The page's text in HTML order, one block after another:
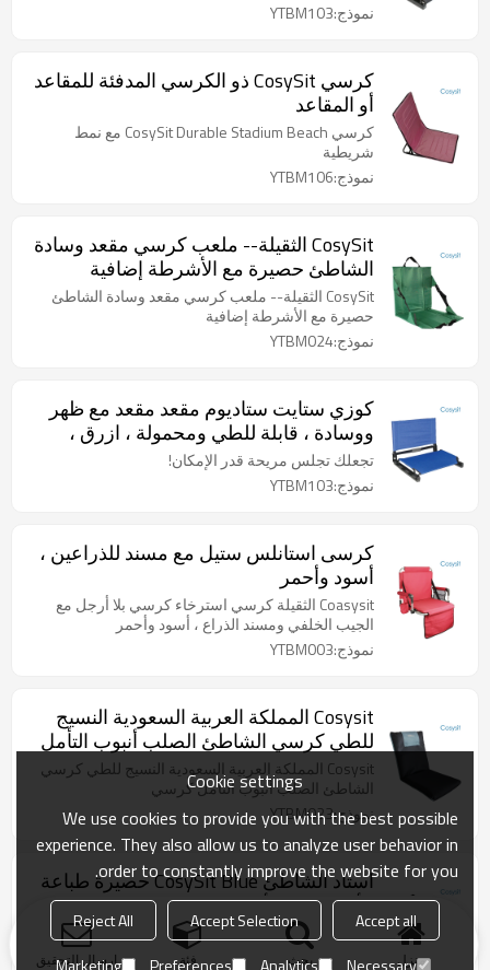
نموذج:YTBM103
كرسي CosySit ذو الكرسي المدفئة للمقاعد
أو المقاعد
كرسي CosySit Durable Stadium Beach مع نمط
شريطية
نموذج:YTBM106
CosySit الثقيلة-- ملعب كرسي مقعد وسادة
الشاطئ حصيرة مع الأشرطة إضافية
CosySit الثقيلة-- ملعب كرسي مقعد وسادة الشاطئ
حصيرة مع الأشرطة إضافية
نموذج:YTBM024
كوزي ستايت ستاديوم مقعد مقعد مع ظهر
ووسادة ، قابلة للطي ومحمولة ، ازرق ،
وردي ، وردي ， اسود
تجعلك تجلس مريحة قدر الإمكان!
نموذج:YTBM103
كرسى استانلس ستيل مع مسند للذراعين ،
أسود وأحمر
Coasysit الثقيلة كرسي استرخاء كرسي بلا أرجل مع
الجيب الخلفي ومسند الذراع ، أسود وأحمر
نموذج:YTBM003
Cosysit المملكة العربية السعودية النسيج
للطي كرسي الشاطئ الصلب أنبوب التأمل
كرسي Cosysit المملكة العربية السعودية النسيج للطي كرسي
الشاطئ الصلب أنبوب التأمل كرسي
نموذج:YTBM023
استاد الشاطئ CosySit Blue حصيرة طباعة
الأناناس مع الأشرطة إضافية
استاد الشاطئ CosySit Blue حصيرة طباعة الأناناس مع
الأشرطة إضافية
منزل بحث فئة ارسال التحقيق
Cookie settings
We use cookies to provide you with the best possible
experience. They also allow us to analyze user behavior in
order to constantly improve the website for you.
Accept all
Accept Selection
Reject All
Necessary
Analytics
Preferences
Marketing